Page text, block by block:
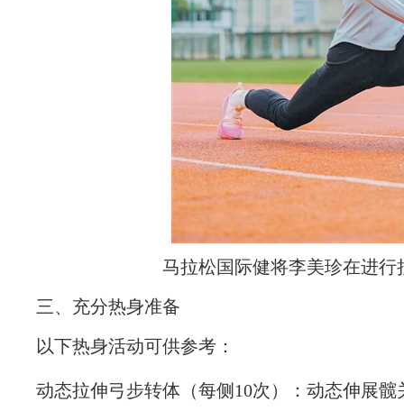
马拉松国际健将李美珍在进行
三、充分热身准备
以下热身活动可供参考：
动态拉伸弓步转体（每侧10次）：动态伸展髋